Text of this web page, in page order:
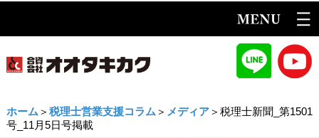
ホーム ＞ 税理士営業支援コラム ＞ メディア＞税理士新聞_第1501
号_11月5日号掲載